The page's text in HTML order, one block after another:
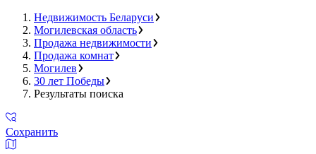
Недвижимость Беларуси
Могилевская область
Продажа недвижимости
Продажа комнат
Могилев
30 лет Победы
Результаты поиска
Сохранить